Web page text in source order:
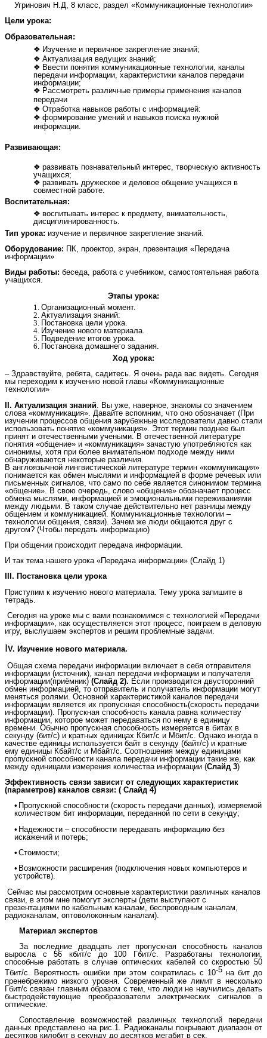
Угринович Н.Д, 8 класс, раздел «Коммуникационные технологии»
Цели урока:
Образовательная:
Изучение и первичное закрепление знаний;
Актуализация ведущих знаний;
Ввести понятия коммуникационные технологии, каналы
передачи информации, характеристики каналов передачи
информации;
Рассмотреть различные примеры применения каналов
передачи
Отработка навыков работы с информацией:
формирование умений и навыков поиска нужной
информации.
Развивающая:
развивать познавательный интерес, творческую активность
учащихся;
развивать дружеское и деловое общение учащихся в
совместной работе.
Воспитательная:
воспитывать интерес к предмету, внимательность,
дисциплинированность.
Тип урока: изучение и первичное закрепление знаний.
Оборудование: ПК, проектор, экран, презентация «Передача
информации»
Виды работы: беседа, работа с учебником, самостоятельная работа
учащихся.
Этапы урока:
Организационный момент.
Актуализация знаний:
Постановка цели урока.
Изучение нового материала.
Подведение итогов урока.
Постановка домашнего задания.
Ход урока:
– Здравствуйте, ребята, садитесь. Я очень рада вас видеть. Сегодня
мы переходим к изучению новой главы «Коммуникационные
технологии»
II. Актуализация знаний . Вы уже, наверное, знакомы со значением
слова «коммуникация». Давайте вспомним, что оно обозначает (При
изучении процессов общения зарубежные исследователи давно стали
использовать понятие «коммуникация». Этот термин позднее был
принят и отечественными учеными. В отечественной литературе
понятия «общение» и «коммуникация» зачастую употребляются как
синонимы, хотя при более внимательном подходе между ними
обнаруживаются некоторые различия.
В англоязычной лингвистической литературе термин «коммуникация»
понимается как обмен мыслями и информацией в форме речевых или
письменных сигналов, что само по себе является синонимом термина
«общение». В свою очередь, слово «общение» обозначает процесс
обмена мыслями, информацией и эмоциональными переживаниями
между людьми. В таком случае действительно нет разницы между
общением и коммуникацией. Коммуникационные технологии –
технологии общения, связи). Зачем же люди общаются друг с
другом? (Чтобы передать информацию)
При общении происходит передача информации.
И так тема нашего урока «Передача информации» (Слайд 1)
III. Постановка цели урока
Приступим к изучению нового материала. Тему урока запишите в
тетрадь.
Сегодня на уроке мы с вами познакомимся с технологией «Передачи
информации», как осуществляется этот процесс, поиграем в деловую
игру, выслушаем экспертов и решим проблемные задачи.
IV. Изучение нового материала.
Общая схема передачи информации включает в себя отправителя
информации (источник), канал передачи информации и получателя
информации(приёмник) (Слайд 2). Если производится двусторонний
обмен информацией, то отправитель и получатель информации могут
меняться ролями. Основной характеристикой каналов передачи
информации является их пропускная способность(скорость передачи
информации). Пропускная способность канала равна количеству
информации, которое может передаваться по нему в единицу
времени. Обычно пропускная способность измеряется в битах в
секунду (бит/с) и кратных единицах Кбит/с и Мбит/с. Однако иногда в
качестве единицы используется байт в секунду (байт/с) и кратные
ему единицы Кбайт/с и Мбайт/с. Соотношения между единицами
пропускной способности канала передачи информации такие же, как
между единицами измерения количества информации (Слайд 3)
Эффективность связи зависит от следующих характеристик
(параметров) каналов связи: ( Слайд 4)
• Пропускной способности (скорость передачи данных), измеряемой
количеством бит информации, переданной по сети в секунду;
• Надежности – способности передавать информацию без
искажений и потерь;
• Стоимости;
• Возможности расширения (подключения новых компьютеров и
устройств).
Сейчас мы рассмотрим основные характеристики различных каналов
связи, в этом мне помогут эксперты (дети выступают с
презентациями по кабельным каналам, беспроводным каналам,
радиоканалам, оптоволоконным каналам).
Материал экспертов
За последние двадцать лет пропускная способность каналов
выросла с 56 кбит/c до 100 Гбит/с. Разработаны технологии,
способные работать в случае оптических кабелей со скоростью 50
Тбит/с. Вероятность ошибки при этом сократилась с 10-5на бит до
пренебрежимо низкого уровня. Современный же лимит в несколько
Гбит/с связан главным образом с тем, что люди не научились делать
быстродействующие преобразователи электрических сигналов в
оптические.
Сопоставление возможностей различных технологий передачи
данных представлено на рис.1. Радиоканалы покрывают диапазон от
десятков килобит в секунду до десятков мегабит в сек.